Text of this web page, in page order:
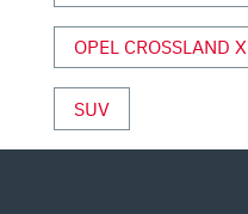
VON
YOUTUBE
ANZEIGEN
OPEL CROSSLAND X
SUV